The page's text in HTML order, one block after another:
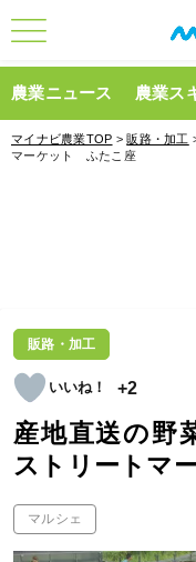
農業ニュース 農業ス
マイナビ農業TOP >販路・加工
マーケット ふたこ座
販路・加工
+2
産地直送の野
ストリートマ
マルシェ